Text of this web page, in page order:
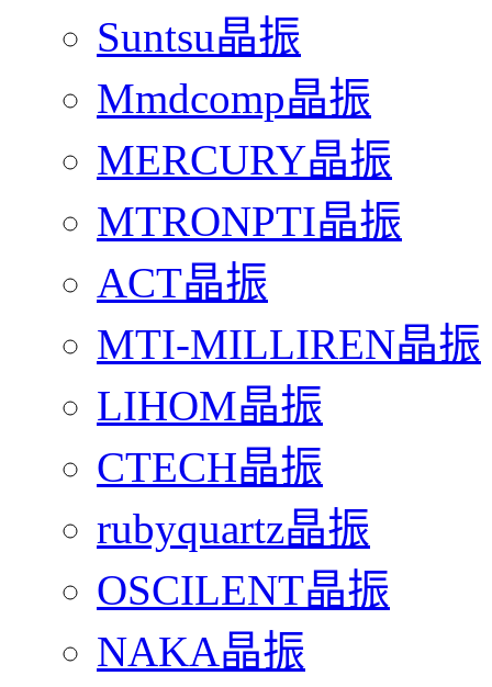
Suntsu晶振
Mmdcomp晶振
MERCURY晶振
MTRONPTI晶振
ACT晶振
MTI-MILLIREN晶振
LIHOM晶振
CTECH晶振
rubyquartz晶振
OSCILENT晶振
NAKA晶振